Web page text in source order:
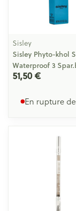
Sisley
Sisley Phyto-khol
Waterproof 3
51,50 €
En rupture